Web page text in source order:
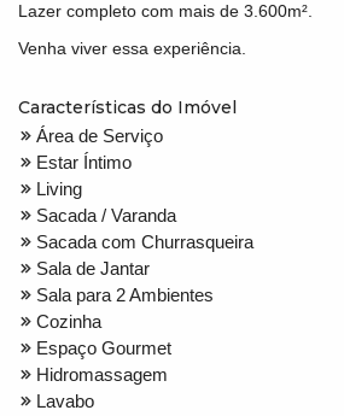
Lazer completo com mais de 3.600m².
Venha viver essa experiência.
Características do Imóvel
Área de Serviço
Estar Íntimo
Living
Sacada / Varanda
Sacada com Churrasqueira
Sala de Jantar
Sala para 2 Ambientes
Cozinha
Espaço Gourmet
Hidromassagem
Lavabo